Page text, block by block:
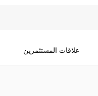
علاقات المستثمرين